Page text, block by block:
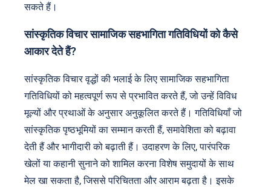
सकते हैं।
सांस्कृतिक विचार सामाजिक सहभागिता गतिविधियों को कैसे
आकार देते हैं?
सांस्कृतिक विचार वृद्धों की भलाई के लिए सामाजिक सहभागिता
गतिविधियों को महत्वपूर्ण रूप से प्रभावित करते हैं, जो उन्हें विविध
मूल्यों और प्रथाओं के अनुसार अनुकूलित करते हैं। गतिविधियाँ जो
सांस्कृतिक पृष्ठभूमियों का सम्मान करती हैं, समावेशिता को बढ़ावा
देती हैं और भागीदारी को बढ़ाती हैं। उदाहरण के लिए, पारंपरिक
खेलों या कहानी सुनाने को शामिल करना विशेष समुदायों के साथ
मेल खा सकता है, जिससे परिचितता और आराम बढ़ता है। इसके